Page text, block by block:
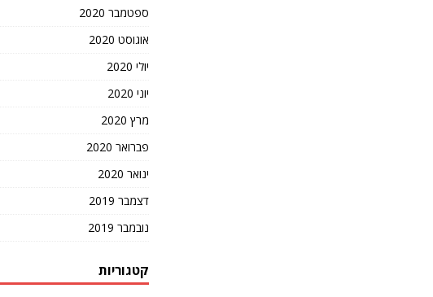
ספטמבר 2020
אוגוסט 2020
יולי 2020
יוני 2020
מרץ 2020
פברואר 2020
ינואר 2020
דצמבר 2019
נובמבר 2019
קטגוריות